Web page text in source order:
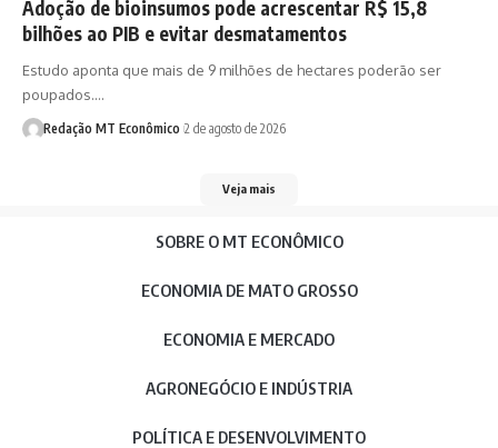
Adoção de bioinsumos pode acrescentar R$ 15,8
bilhões ao PIB e evitar desmatamentos
Estudo aponta que mais de 9 milhões de hectares poderão ser
poupados.…
Redação MT Econômico 2 de agosto de 2026
Veja mais
SOBRE O MT ECONÔMICO
ECONOMIA DE MATO GROSSO
ECONOMIA E MERCADO
AGRONEGÓCIO E INDÚSTRIA
POLÍTICA E DESENVOLVIMENTO